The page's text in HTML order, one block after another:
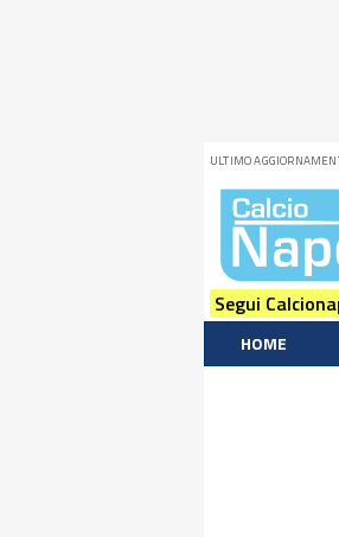
ULTIMO
Segui
HOME